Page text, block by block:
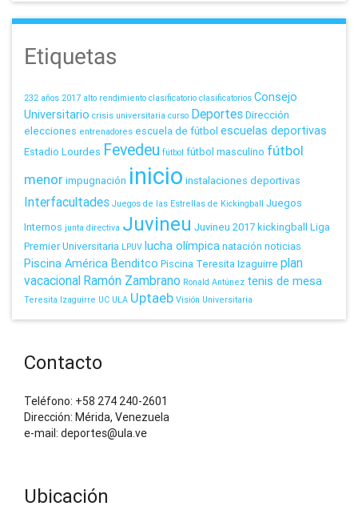
Etiquetas
232 años 2017 alto rendimiento clasificatorio clasificatorios Consejo
Universitario crisis universitaria curso DeportesDirección
elecciones entrenadores escuela de fútbol escuelas deportivas
Estadio Lourdes Fevedeu fútbol fútbol masculino fútbol
menorimpugnación inicio instalaciones deportivas
Interfacultades Juegos de las Estrellas de Kickingball Juegos
Internos junta directiva Juvineu Juvineu 2017kickingball Liga
Premier Universitaria LPUV lucha olímpica natación noticias
Piscina América Benditco Piscina Teresita Izaguirre plan
vacacional Ramón Zambrano Ronald Antúnez tenis de mesa
Teresita Izaguirre UC ULA Uptaeb Visión Universitaria
Contacto
Teléfono: +58 274 240-2601
Dirección: Mérida, Venezuela
e-mail: deportes@ula.ve
Ubicación